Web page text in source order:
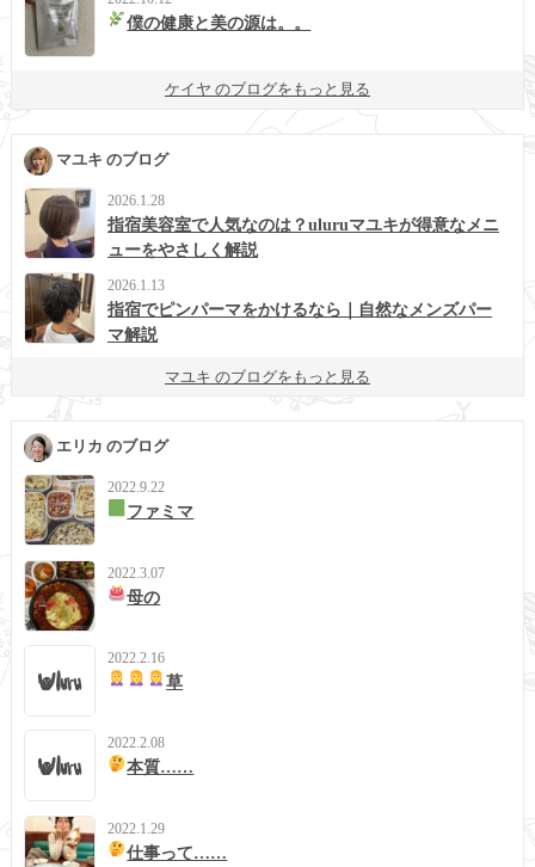
僕の健康と美の源は。。
ケイヤ のブログをもっと見る
マユキ のブログ
2026.1.28
指宿美容室で人気なのは？uluruマユキが得意なメニ
ューをやさしく解説
2026.1.13
指宿でピンパーマをかけるなら｜自然なメンズパー
マ解説
マユキ のブログをもっと見る
エリカ のブログ
2022.9.22
ファミマ
2022.3.07
母の
2022.2.16
草
2022.2.08
本質……
2022.1.29
仕事って……